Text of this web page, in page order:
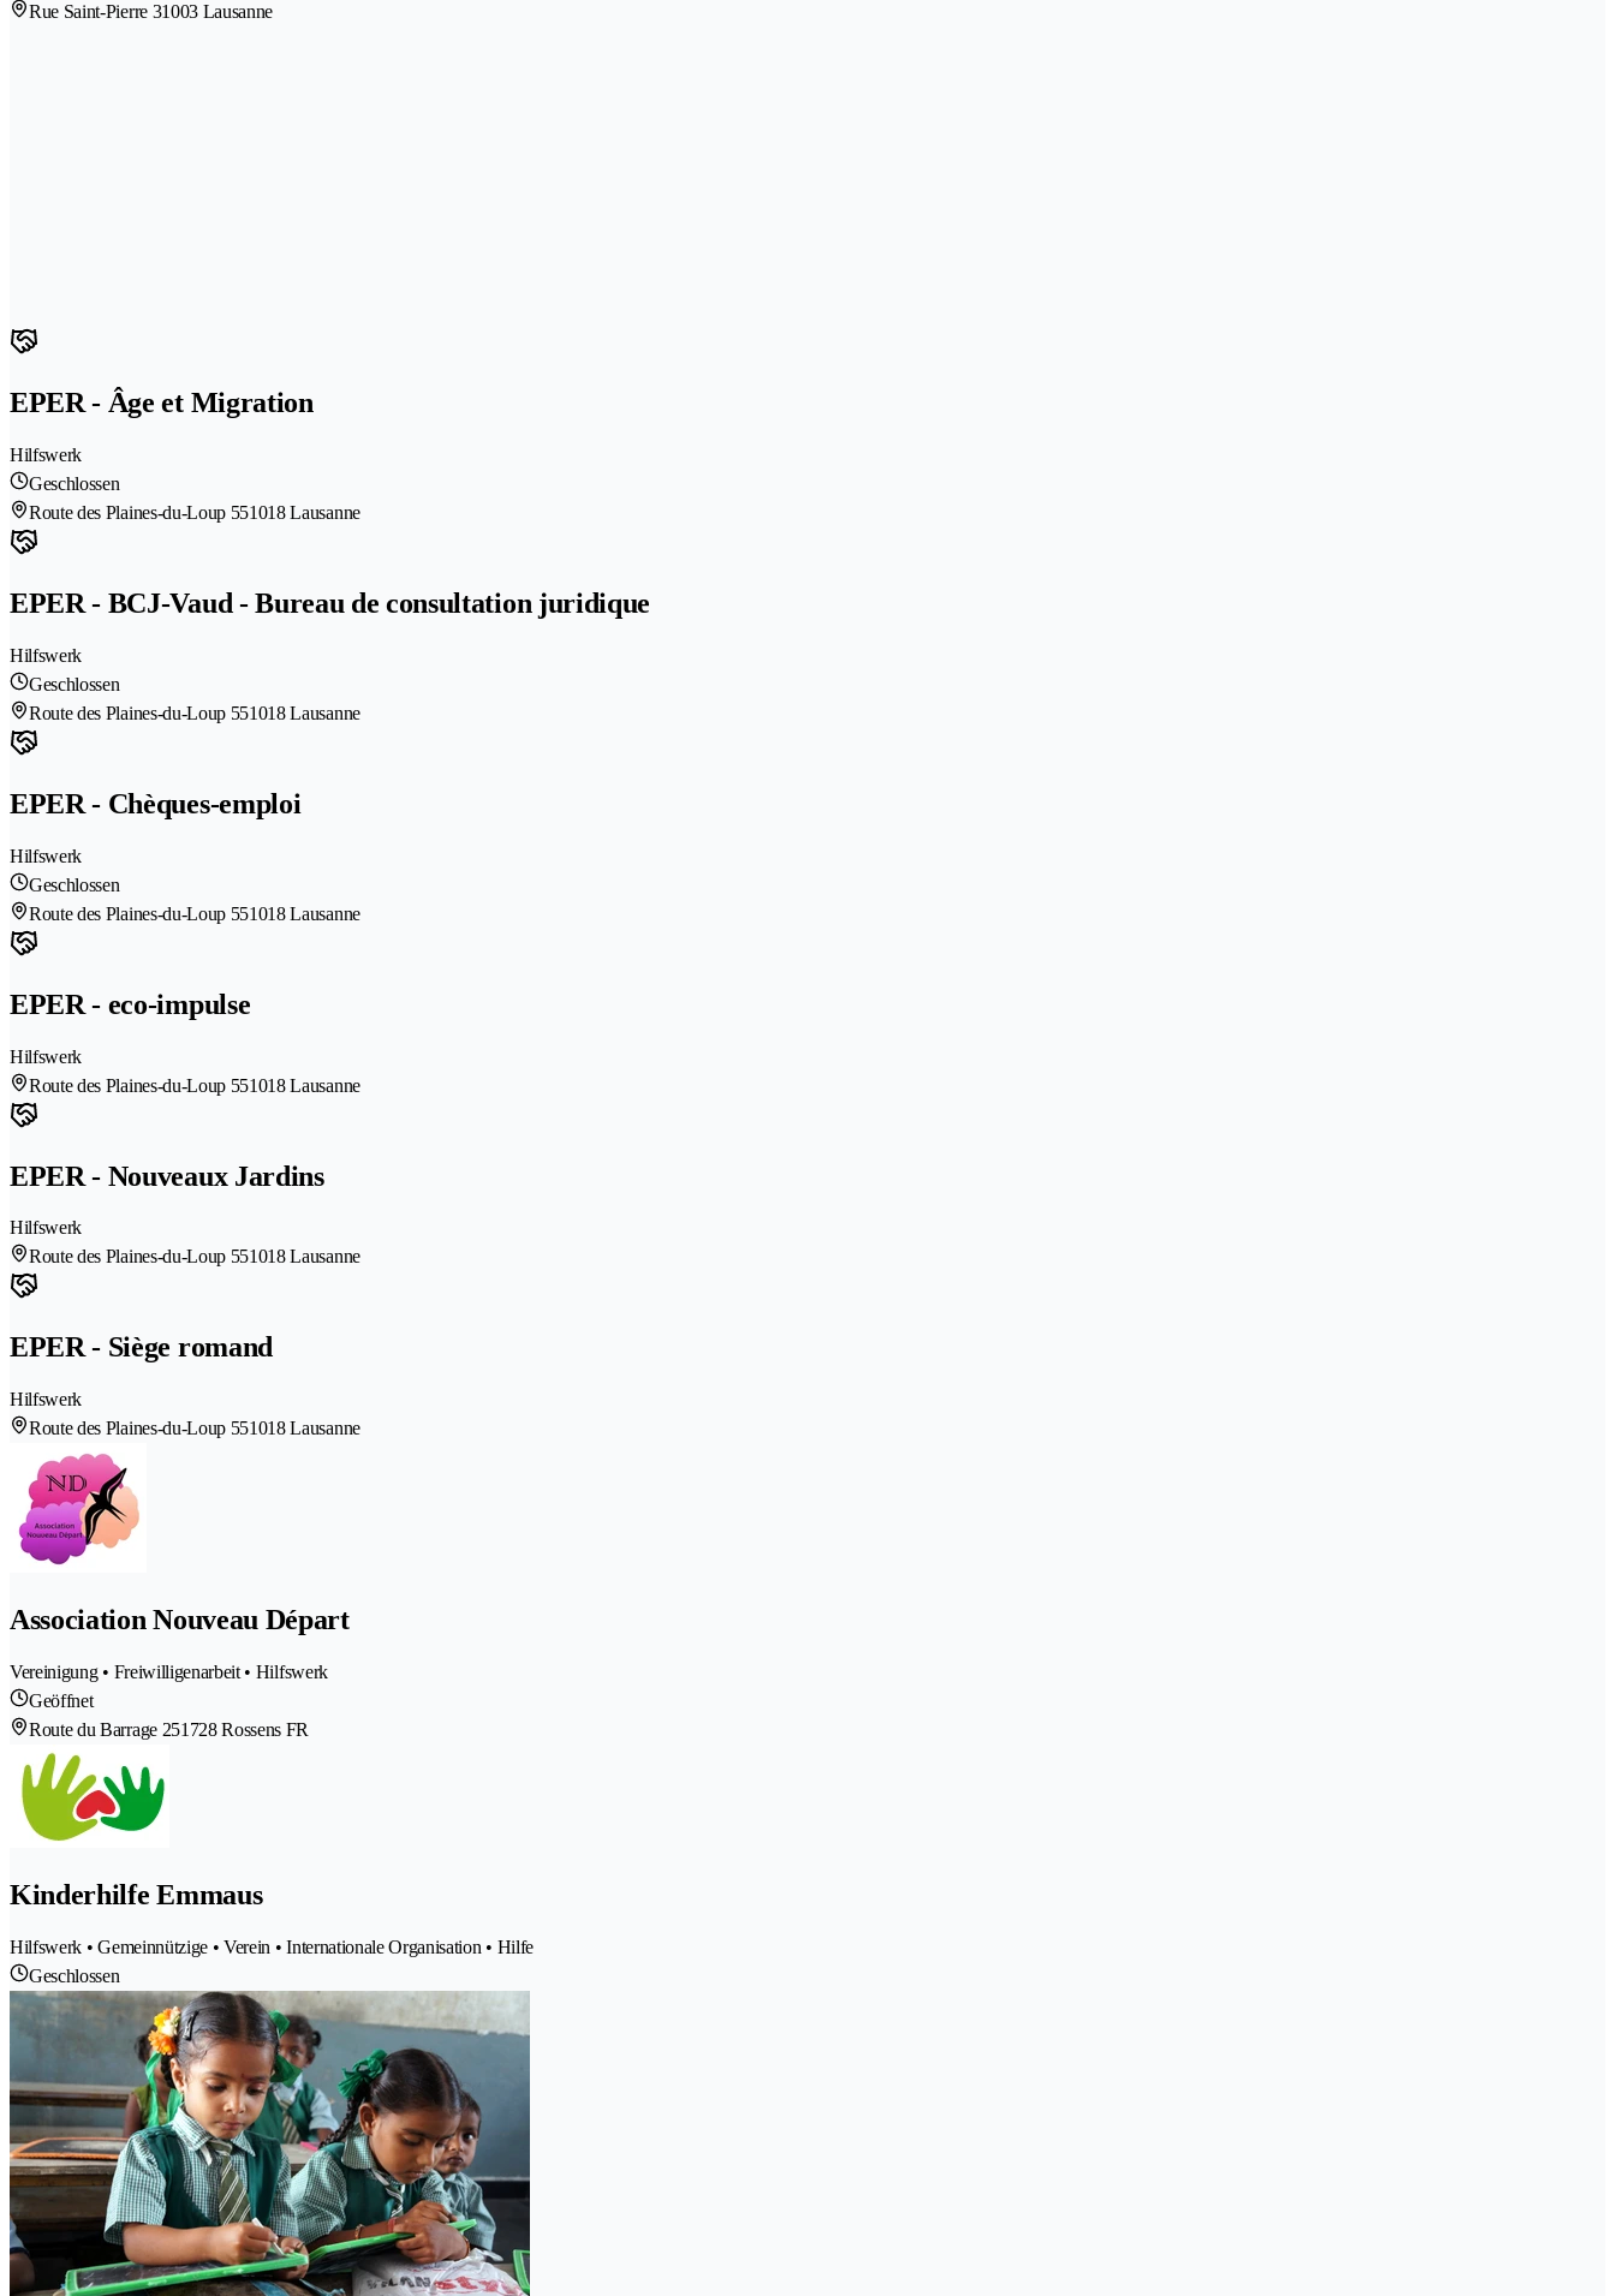
Rue Saint-Pierre 31003 Lausanne
EPER - Âge et Migration
Hilfswerk
Geschlossen
Route des Plaines-du-Loup 551018 Lausanne
EPER - BCJ-Vaud - Bureau de consultation juridique
Hilfswerk
Geschlossen
Route des Plaines-du-Loup 551018 Lausanne
EPER - Chèques-emploi
Hilfswerk
Geschlossen
Route des Plaines-du-Loup 551018 Lausanne
EPER - eco-impulse
Hilfswerk
Route des Plaines-du-Loup 551018 Lausanne
EPER - Nouveaux Jardins
Hilfswerk
Route des Plaines-du-Loup 551018 Lausanne
EPER - Siège romand
Hilfswerk
Route des Plaines-du-Loup 551018 Lausanne
Association Nouveau Départ
Vereinigung • Freiwilligenarbeit • Hilfswerk
Geöffnet
Route du Barrage 251728 Rossens FR
Kinderhilfe Emmaus
Hilfswerk • Gemeinnützige • Verein • Internationale Organisation • Hilfe
Geschlossen